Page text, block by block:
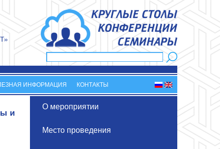
Форма поиска
ИНФОРМАЦИЯ КОНТАКТЫ
О мероприятии
Место проведения
и